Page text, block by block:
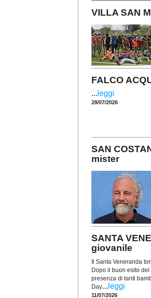
VILLA SAN
FALCO
... leggi
28/07/2026
SAN
mister
SANTA
giovanile
Il Santa Veneranda
Dopo il buon esito
presenza di tanti
Day... leggi
11/07/2026